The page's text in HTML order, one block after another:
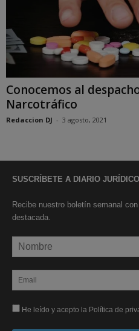
Conocemos al
Narcotráfico
Redaccion DJ - 3 agosto, 2021
SUSCRÍBETE A DIARIO JURÍDICO
Recibe nuestro boletín semanal
destacada.
He leído y acepto la Política de